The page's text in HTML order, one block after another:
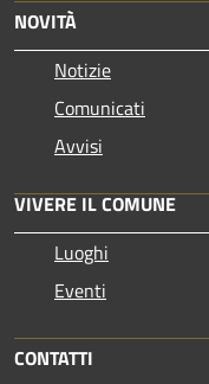
NOVITÀ
Notizie
Comunicati
Avvisi
VIVERE IL COMUNE
Luoghi
Eventi
CONTATTI